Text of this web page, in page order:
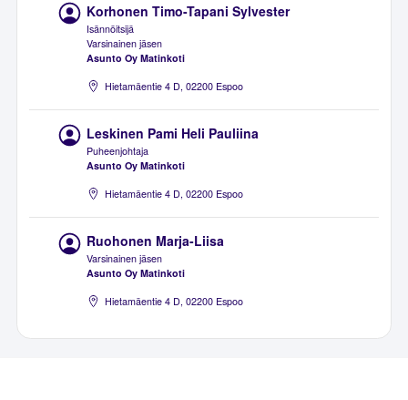
Korhonen Timo-Tapani Sylvester
Isännöitsijä
Varsinainen jäsen
Asunto Oy Matinkoti
Hietamäentie 4 D, 02200 Espoo
Leskinen Pami Heli Pauliina
Puheenjohtaja
Asunto Oy Matinkoti
Hietamäentie 4 D, 02200 Espoo
Ruohonen Marja-Liisa
Varsinainen jäsen
Asunto Oy Matinkoti
Hietamäentie 4 D, 02200 Espoo